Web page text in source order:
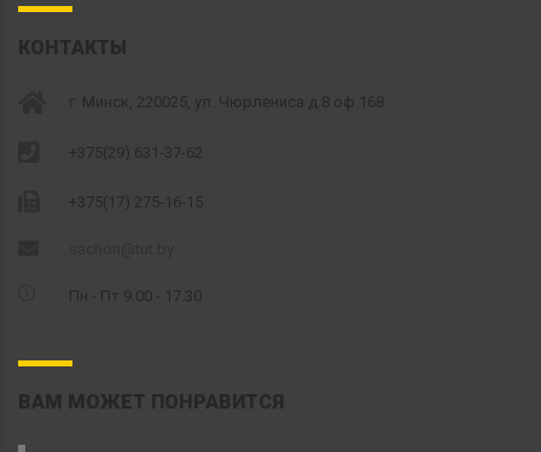
КОНТАКТЫ
г. Минск, 220025, ул. Чюрлениса д.8 оф.168
+375(29) 631-37-62
+375(17) 275-16-15
Пн - Пт 9.00 - 17.30
ВАМ МОЖЕТ ПОНРАВИТСЯ